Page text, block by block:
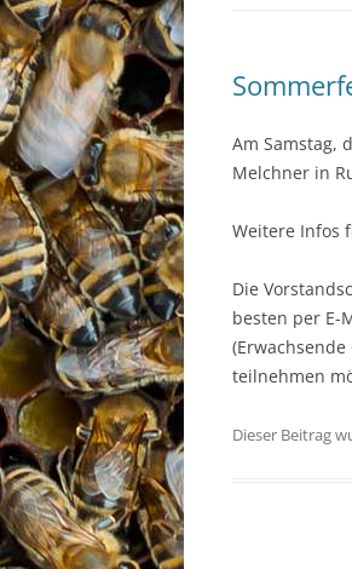
Am Samstag,
Melchner in
Weitere Infos
Die
besten per E-
teilnehmen
Dieser Beitrag